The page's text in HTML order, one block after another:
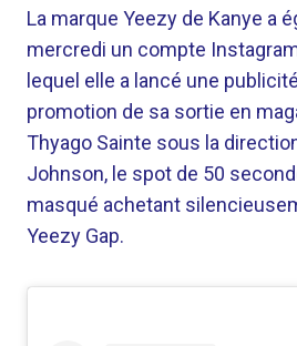
La marque Yeezy de Kanye a
mercredi un compte
lequel elle a lancé une
promotion de sa sortie en
Thyago Sainte sous la
Johnson, le spot de 50
masqué achetant
Yeezy Gap.